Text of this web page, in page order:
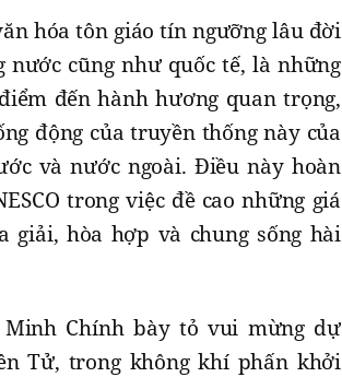
hóa tôn giáo tín ngưỡng lâu đời
nước cũng như quốc tế, là những
đến hành hương quan trọng,
động của truyền thống này của
và nước ngoài. Điều này hoàn
trong việc đề cao những giá
giải, hòa hợp và chung sống hài
Chính bày tỏ vui mừng dự
Tử, trong không khí phấn khởi